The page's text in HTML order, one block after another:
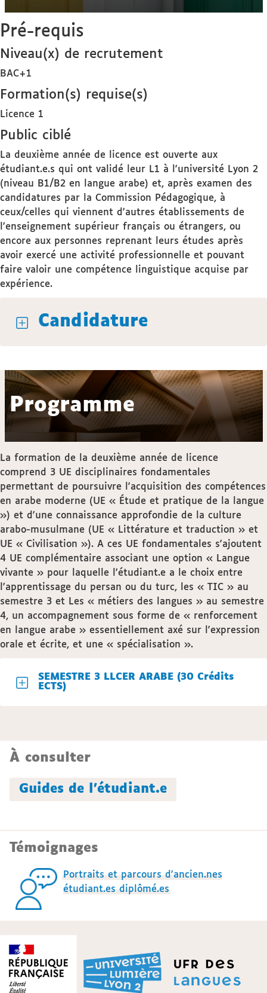
Pré-requis
Niveau(x) de recrutement
BAC+1
Formation(s) requise(s)
Licence 1
Public ciblé
La deuxième année de licence est ouverte aux
étudiant.e.s qui ont validé leur L1 à l'université Lyon 2
(niveau B1/B2 en langue arabe) et, après examen des
candidatures par la Commission Pédagogique, à
ceux/celles qui viennent d'autres établissements de
l'enseignement supérieur français ou étrangers, ou
encore aux personnes reprenant leurs études après
avoir exercé une activité professionnelle et pouvant
faire valoir une compétence linguistique acquise par
expérience.
Candidature
Programme
La formation de la deuxième année de licence
comprend 3 UE disciplinaires fondamentales
permettant de poursuivre l'acquisition des compétences
en arabe moderne (UE « Étude et pratique de la langue
») et d'une connaissance approfondie de la culture
arabo-musulmane (UE « Littérature et traduction » et
UE « Civilisation »). A ces UE fondamentales s'ajoutent
4 UE complémentaire associant une option « Langue
vivante » pour laquelle l'étudiant.e a le choix entre
l'apprentissage du persan ou du turc, les « TIC » au
semestre 3 et Les « métiers des langues » au semestre
4, un accompagnement sous forme de « renforcement
en langue arabe » essentiellement axé sur l'expression
orale et écrite, et une « spécialisation ».
SEMESTRE 3 LLCER ARABE (30 Crédits
ECTS)
À consulter
Guides de l'étudiant.e
Témoignages
Portraits et parcours d'ancien.nes
étudiant.es diplômé.es